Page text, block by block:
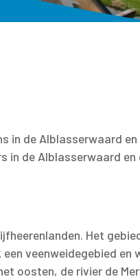
in de Alblasserwaard
in de Alblasserwaard
Het
veenweidegebied
oosten, de rivier de